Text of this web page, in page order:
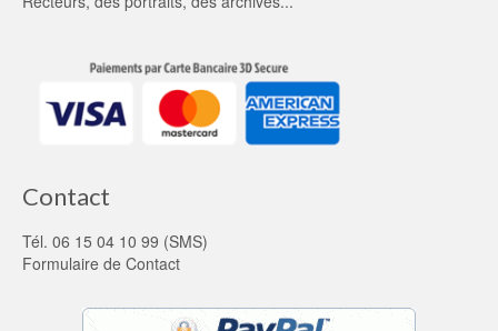
Contact
Tél. 06 15 04 10 99 (SMS)
Formulaire de Contact